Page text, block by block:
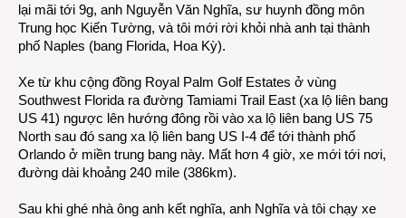
lại mãi tới 9g, anh Nguyễn Văn Nghĩa, sư huynh đồng môn
Trung học Kiến Tường, và tôi mới rời khỏi nhà anh tại thành
phố Naples (bang Florida, Hoa Kỳ).
Xe từ khu cộng đồng Royal Palm Golf Estates ở vùng
Southwest Florida ra đường Tamiami Trail East (xa lộ liên bang
US 41) ngược lên hướng đông rồi vào xa lộ liên bang US 75
North sau đó sang xa lộ liên bang US I-4 để tới thành phố
Orlando ở miền trung bang này. Mất hơn 4 giờ, xe mới tới nơi,
đường dài khoảng 240 mile (386km).
Sau khi ghé nhà ông anh kết nghĩa, anh Nghĩa và tôi chạy xe